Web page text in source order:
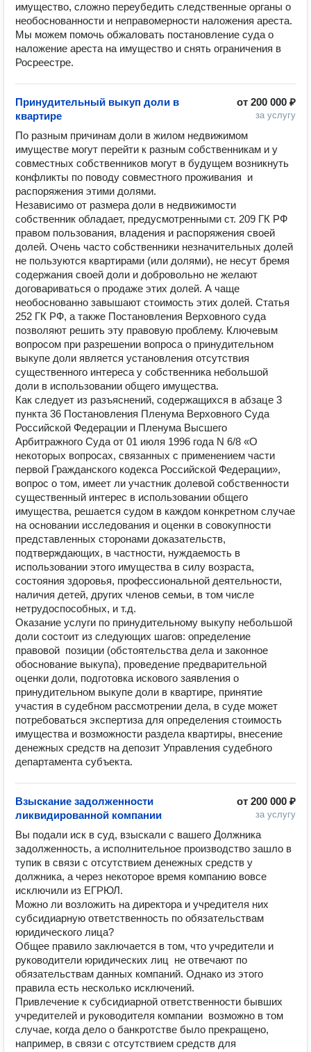
имущество, сложно переубедить следственные органы о
необоснованности и неправомерности наложения ареста.
Мы можем помочь обжаловать постановление суда о
наложение ареста на имущество и снять ограничения в
от 200 000 ₽
за услугу
Принудительный выкуп доли в
квартире
По разным причинам доли в жилом недвижимом
имуществе могут перейти к разным собственникам и у
совместных собственников могут в будущем возникнуть
конфликты по поводу совместного проживания  и
распоряжения этими долями.
Независимо от размера доли в недвижимости
собственник обладает, предусмотренными ст. 209 ГК РФ
правом пользования, владения и распоряжения своей
долей. Очень часто собственники незначительных долей
не пользуются квартирами (или долями), не несут бремя
содержания своей доли и добровольно не желают
договариваться о продаже этих долей. А чаще
необоснованно завышают стоимость этих долей. Статья
252 ГК РФ, а также Постановления Верховного суда
позволяют решить эту правовую проблему. Ключевым
вопросом при разрешении вопроса о принудительном
выкупе доли является установления отсутствия
существенного интереса у собственника небольшой
доли в использовании общего имущества.
Как следует из разъяснений, содержащихся в абзаце 3
пункта 36 Постановления Пленума Верховного Суда
Российской Федерации и Пленума Высшего
Арбитражного Суда от 01 июля 1996 года N 6/8 «О
некоторых вопросах, связанных с применением части
первой Гражданского кодекса Российской Федерации»,
вопрос о том, имеет ли участник долевой собственности
существенный интерес в использовании общего
имущества, решается судом в каждом конкретном случае
на основании исследования и оценки в совокупности
представленных сторонами доказательств,
подтверждающих, в частности, нуждаемость в
использовании этого имущества в силу возраста,
состояния здоровья, профессиональной деятельности,
наличия детей, других членов семьи, в том числе
нетрудоспособных, и т.д.
Оказание услуги по принудительному выкупу небольшой
доли состоит из следующих шагов: определение
правовой  позиции (обстоятельства дела и законное
обоснование выкупа), проведение предварительной
оценки доли, подготовка искового заявления о
принудительном выкупе доли в квартире, принятие
участия в судебном рассмотрении дела, в суде может
потребоваться экспертиза для определения стоимость
имущества и возможности раздела квартиры, внесение
денежных средств на депозит Управления судебного
от 200 000 ₽
за услугу
Взыскание задолженности
ликвидированной компании
Вы подали иск в суд, взыскали с вашего Должника
задолженность, а исполнительное производство зашло в
тупик в связи с отсутствием денежных средств у
должника, а через некоторое время компанию вовсе
исключили из ЕГРЮЛ.
Можно ли возложить на директора и учредителя них
субсидиарную ответственность по обязательствам
юридического лица?
Общее правило заключается в том, что учредители и
руководители юридических лиц  не отвечают по
обязательствам данных компаний. Однако из этого
правила есть несколько исключений.
Привлечение к субсидиарной ответственности бывших
учредителей и руководителя компании  возможно в том
случае, когда дело о банкротстве было прекращено,
например, в связи с отсутствием средств для